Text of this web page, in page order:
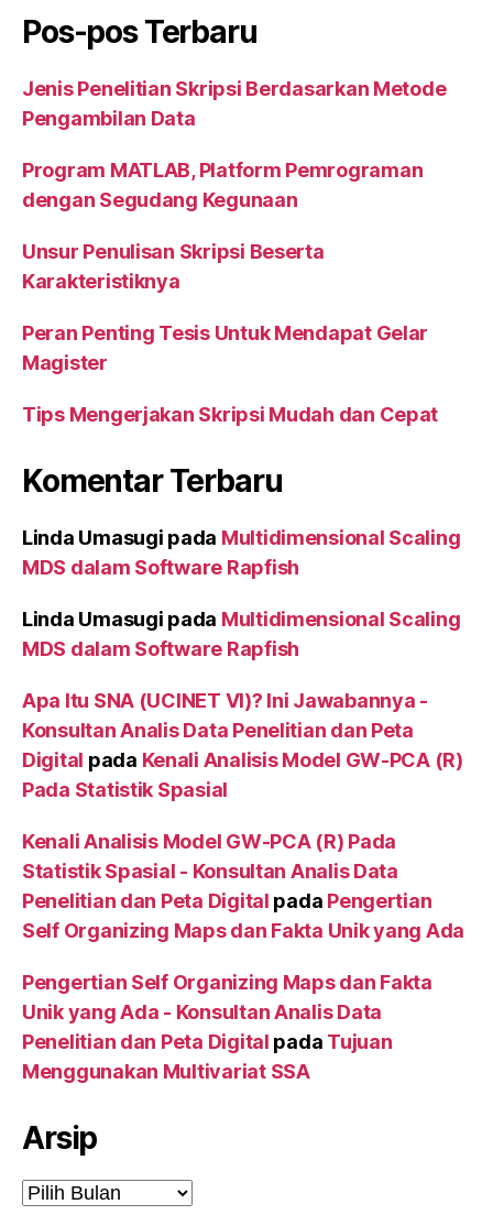
Pos-pos Terbaru
Jenis Penelitian Skripsi Berdasarkan Metode
Pengambilan Data
Program MATLAB, Platform Pemrograman
dengan Segudang Kegunaan
Unsur Penulisan Skripsi Beserta
Karakteristiknya
Peran Penting Tesis Untuk Mendapat Gelar
Magister
Tips Mengerjakan Skripsi Mudah dan Cepat
Komentar Terbaru
Linda Umasugi pada Multidimensional Scaling
MDS dalam Software Rapfish
Linda Umasugi pada Multidimensional Scaling
MDS dalam Software Rapfish
Apa Itu SNA (UCINET VI)? Ini Jawabannya -
Konsultan Analis Data Penelitian dan Peta
Digital pada Kenali Analisis Model GW-PCA (R)
Pada Statistik Spasial
Kenali Analisis Model GW-PCA (R) Pada
Statistik Spasial - Konsultan Analis Data
Penelitian dan Peta Digital pada Pengertian
Self Organizing Maps dan Fakta Unik yang Ada
Pengertian Self Organizing Maps dan Fakta
Unik yang Ada - Konsultan Analis Data
Penelitian dan Peta Digital pada Tujuan
Menggunakan Multivariat SSA
Arsip
Arsip